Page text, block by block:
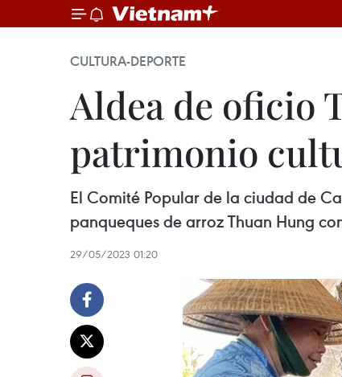
CULTURA-DEPORTE
Aldea de oficio
patrimonio
El Comité Popular de la ciudad de
panqueques de arroz Thuan Hung
29/05/2023 01:20